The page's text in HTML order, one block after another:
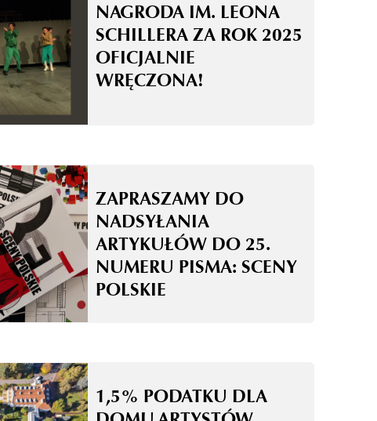
NAGRODA IM. LEONA
SCHILLERA ZA ROK 2025
OFICJALNIE
WRĘCZONA!
ZAPRASZAMY DO
NADSYŁANIA
ARTYKUŁÓW DO 25.
NUMERU PISMA: SCENY
POLSKIE
1,5% PODATKU DLA